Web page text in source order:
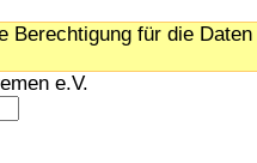
Berechtigung für die
e.V.